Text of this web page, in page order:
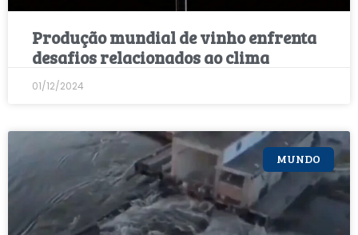
Produção mundial de vinho enfrenta
desafios relacionados ao clima
01/12/2024
MUNDO